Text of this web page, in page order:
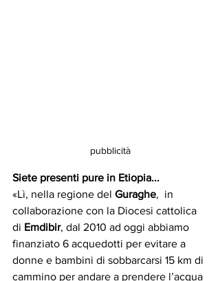
pubblicità
Siete presenti pure in Etiopia...
«Lì, nella regione del Guraghe,  in
collaborazione con la Diocesi cattolica
di Emdibir, dal 2010 ad oggi abbiamo
finanziato 6 acquedotti per evitare a
donne e bambini di sobbarcarsi 15 km di
cammino per andare a prendere l’acqua